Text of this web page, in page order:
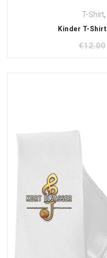
T-Shirt,
€12.00